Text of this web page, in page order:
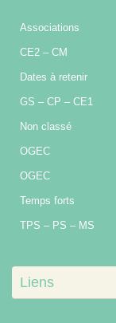
Associations
CE2 – CM
Dates à retenir
GS – CP – CE1
Non classé
OGEC
OGEC
Temps forts
TPS – PS – MS
Liens